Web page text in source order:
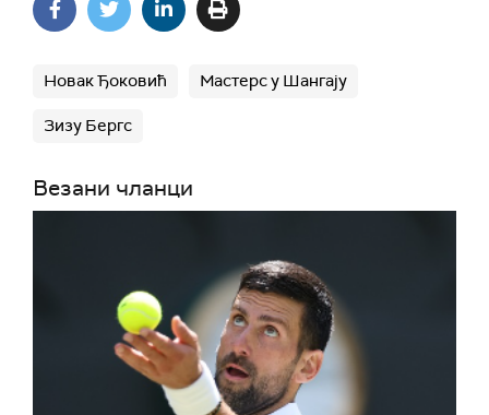
Новак Ђоковић Мастерс у Шангају
Зизу Бергс
Везани чланци